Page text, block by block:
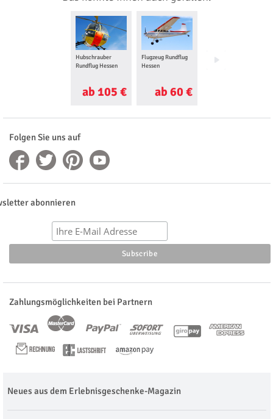
Hubschrauber
Rundflug Hessen
ab 105 €
Flugzeug Rundflug
Hessen
ab 60 €
Flugzeug selber
Folgen Sie uns auf
abonnieren
Zahlungsmöglichkeiten bei Partnern
Neues aus dem Erlebnisgeschenke-Magazin